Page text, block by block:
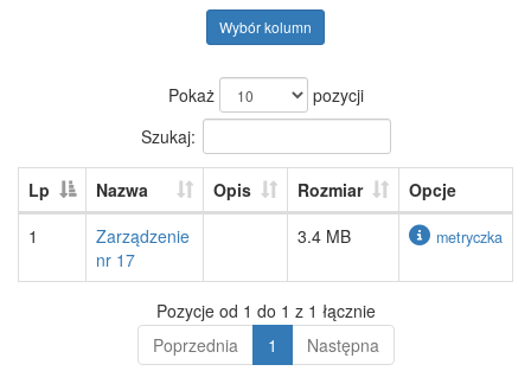
Wybór kolumn
Pokaż
pozycji
Szukaj:
Lp Nazwa Opis Rozmiar
Opcje
1
Zarządzenie
nr 17
3.4 MB metryczka
Pozycje od 1 do 1 z 1 łącznie
Poprzednia
1 Następna